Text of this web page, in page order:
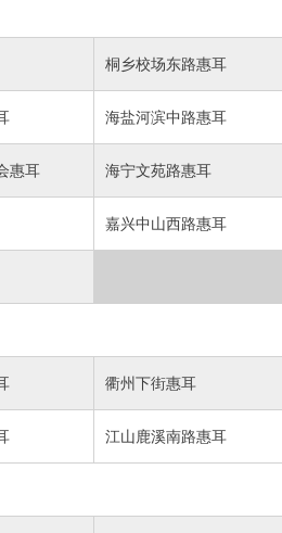
桐乡校场东路惠耳
海盐河滨中路惠耳
惠耳 海宁文苑路惠耳
嘉兴中山西路惠耳
衢州下街惠耳
江山鹿溪南路惠耳